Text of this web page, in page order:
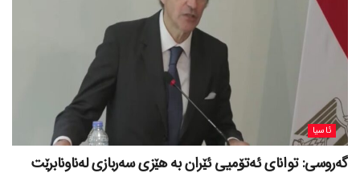
ئاسیا
گەروسی: توانای ئەتۆمیی ئێران بە هێزی سەربازی لەناونابرێت